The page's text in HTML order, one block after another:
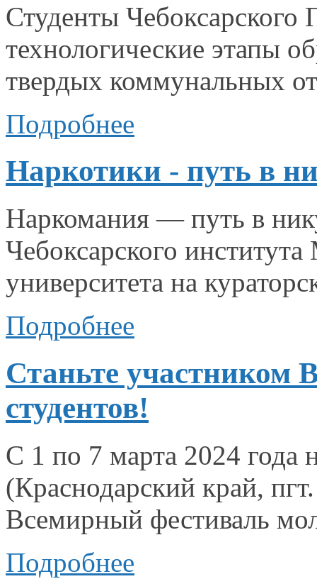
Студенты Чебоксарского
технологические этапы
твердых коммунальных
Подробнее
Наркотики - путь в
Наркомания — путь в
Чебоксарского
университета на
Подробнее
Станьте участником
студентов!
С 1 по 7 марта 2024 года
(Краснодарский край,
Всемирный фестиваль
Подробнее